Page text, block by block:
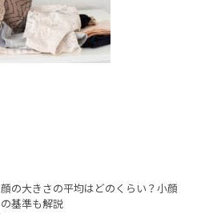
顔の大きさの平均はどのくらい？小顔
の基準も解説